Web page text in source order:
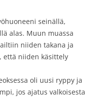
seinällä,
alas. Muun muassa
niiden takana ja
että niiden käsittely
oli uusi ryppy ja
jos ajatus valkoisesta